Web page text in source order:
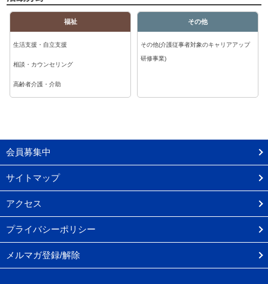
福祉
生活支援・自立支援
相談・カウンセリング
高齢者介護・介助
その他
その他(介護従事者対象のキャリアアップ
研修事業)
会員募集中
サイトマップ
アクセス
プライバシーポリシー
メルマガ登録/解除